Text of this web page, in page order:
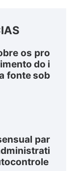
os pro
do i
fonte sob
par